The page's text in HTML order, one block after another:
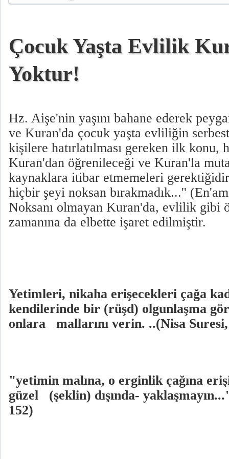
Çocuk Yaşta Evlilik
Yoktur!
Hz. Aişe'nin yaşını bahane ederek
ve Kuran'da çocuk yaşta evliliğin
kişilere hatırlatılması gereken ilk konu,
Kuran'dan öğrenileceği ve Kuran'la
kaynaklara itibar etmemeleri
hiçbir şeyi noksan bırakmadık...''
Noksanı olmayan Kuran'da, evlilik gibi
zamanına da elbette işaret edilmiştir.
Yetimleri, nikaha erişecekleri çağa
kendilerinde bir (rüşd) olgunlaşma
onlara mallarını verin. ..(Nisa
"yetimin malına, o erginlik çağına
güzel (şeklin) dışında-
152)